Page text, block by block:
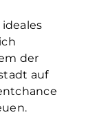
der
auf